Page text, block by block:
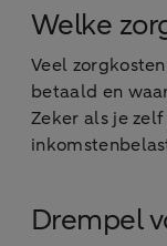
Welke
Veel
betaald en
Zeker als je
Drempel